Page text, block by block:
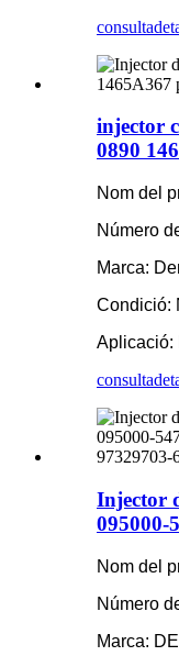
consulta
injector
0890
Nom del
Número
Marca:
Condició:
Aplicació:
consulta
Injector
095000-
Nom del
Número
Marca: